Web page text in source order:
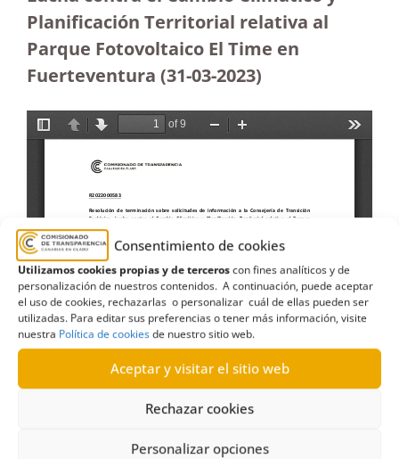
Consentimiento de cookies
Utilizamos cookies propias y de terceroscon fines analíticos y de
personalización de nuestros contenidos. A continuación, puede aceptar
el uso de cookies, rechazarlas o personalizar cuál de ellas pueden ser
utilizadas. Para editar sus preferencias o tener más información, visite
nuestra Política de cookiesde nuestro sitio web.
Aceptar y visitar el sitio web
Rechazar cookies
Personalizar opciones
Planificación Territorial relativa al
Parque Fotovoltaico El Time en
Fuerteventura (31-03-2023)